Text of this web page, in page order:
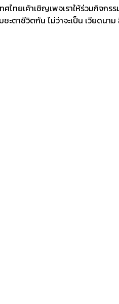
ยเค้าเชิญเพจเราให้ร่วมกิจกรร
ะตาชีวิตกัน ไม่ว่าจะเป็น เวียดน